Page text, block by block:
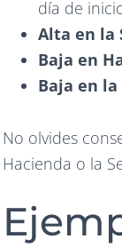
día de
Alta en la
Baja en
Baja en la
No olvides
Hacienda o la